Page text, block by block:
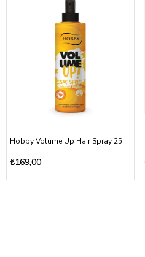
Hobby Volume Up Hair Spray 250 ml
₺169,00